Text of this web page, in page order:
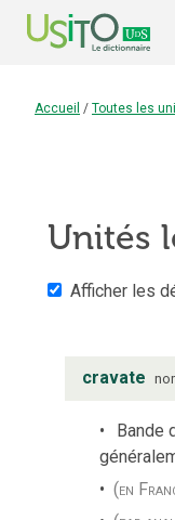
Accueil / Toutes les
Unités
Afficher les
cravate
Bande
(en